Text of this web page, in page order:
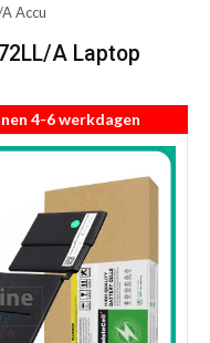
Accu
A Laptop
4-6 werkdagen